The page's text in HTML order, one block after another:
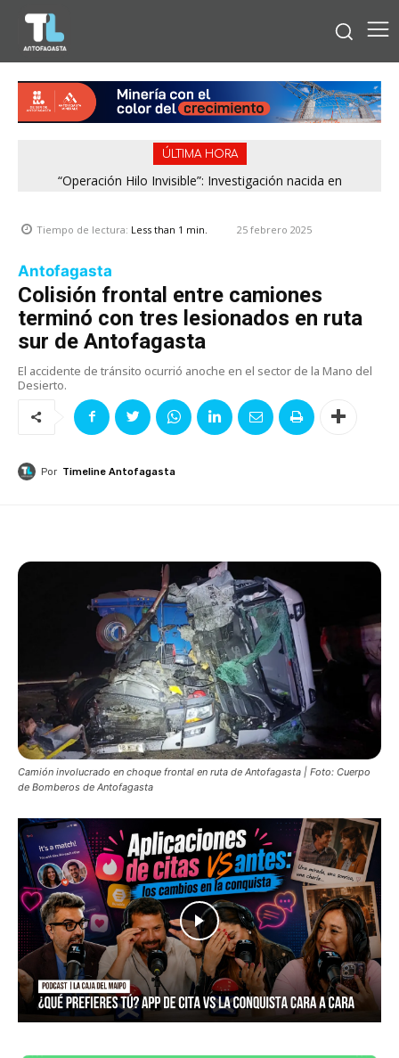
ÚLTIMA HORA
“Operación Hilo Invisible”: Investigación nacida en
Tiempo de lectura: Less than 1 min. 25 febrero 2025
Antofagasta
Colisión frontal entre camiones
terminó con tres lesionados en ruta
sur de Antofagasta
El accidente de tránsito ocurrió anoche en el sector de la Mano del
Desierto.
Por Timeline Antofagasta
Camión involucrado en choque frontal en ruta de Antofagasta | Foto: Cuerpo
de Bomberos de Antofagasta